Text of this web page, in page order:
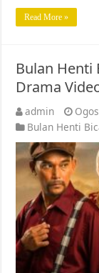
Read More »
Bulan Henti
Drama
admin
Bulan Henti